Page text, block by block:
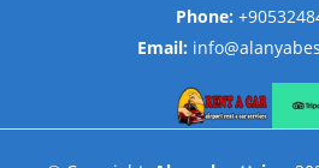
Phone:
Email: